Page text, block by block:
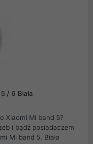
/ 6 Biała
Xiaomi Mi band 5?
i bądź posiadaczem
Mi band 5. Biała